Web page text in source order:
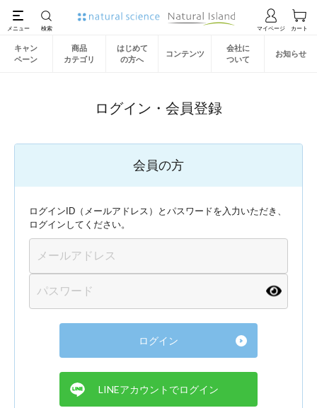
キャン
ペーン
商品
カテゴリ
はじめて
の方へ
コンテンツ
会社に
ついて
お知らせ
ログイン・会員登録
会員の方
ログインID（メールアドレス）とパスワードを入力いただき、
ログインしてください。